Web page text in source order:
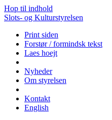
Hop til indhold
Slots- og Kulturstyrelsen
Print siden
Forstør / formindsk tekst
Laes hoejt
Nyheder
Om styrelsen
Kontakt
English